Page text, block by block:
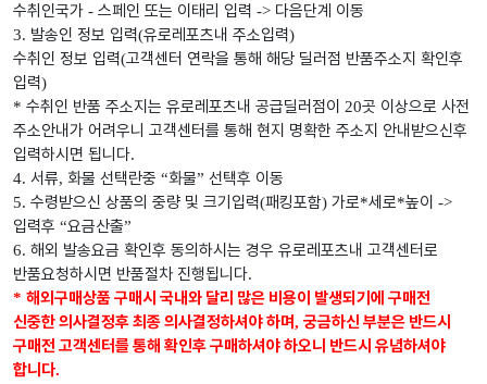
수취인국가 - 스페인 또는 이태리 입력 -> 다음단계 이동
3. 발송인 정보 입력(유로레포츠내 주소입력)
수취인 정보 입력(고객센터 연락을 통해 해당 딜러점 반품주소지 확인후
입력)
* 수취인 반품 주소지는 유로레포츠내 공급딜러점이 20곳 이상으로 사전
주소안내가 어려우니 고객센터를 통해 현지 명확한 주소지 안내받으신후
입력하시면 됩니다.
4. 서류, 화물 선택란중 “화물” 선택후 이동
5. 수령받으신 상품의 중량 및 크기입력(패킹포함) 가로*세로*높이 ->
입력후 “요금산출”
6. 해외 발송요금 확인후 동의하시는 경우 유로레포츠내 고객센터로
반품요청하시면 반품절차 진행됩니다.
* 해외구매상품 구매시 국내와 달리 많은 비용이 발생되기에 구매전
신중한 의사결정후 최종 의사결정하셔야 하며, 궁금하신 부분은 반드시
구매전 고객센터를 통해 확인후 구매하셔야 하오니 반드시 유념하셔야
합니다.